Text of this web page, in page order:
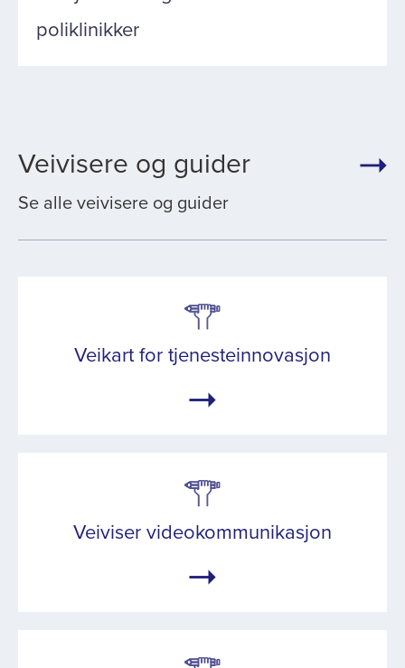
poliklinikker
Veivisere og guider
Se alle veivisere og guider
​Veikart for tjenesteinnovasjon
Veiviser videokommunikasjon